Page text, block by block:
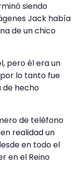
siendo
Jack había
de un chico
pero él era un
lo tanto fue
de hecho
de teléfono
realidad un
en todo el
en el Reino